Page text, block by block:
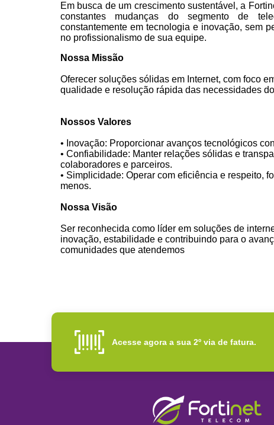
Em busca de um crescimento sustentável, a
constantes mudanças do segmento de
constantemente em tecnologia e inovação, sem
no profissionalismo de sua equipe.
Nossa Missão
Oferecer soluções sólidas em Internet, com foco
qualidade e resolução rápida das necessidades
Nossos Valores
• Inovação: Proporcionar avanços tecnológicos
• Confiabilidade: Manter relações sólidas e
colaboradores e parceiros.
• Simplicidade: Operar com eficiência e respeito,
menos.
Nossa Visão
Ser reconhecida como líder em soluções de
inovação, estabilidade e contribuindo para o
comunidades que atendemos
Acesse agora a sua 2º via de fatura.